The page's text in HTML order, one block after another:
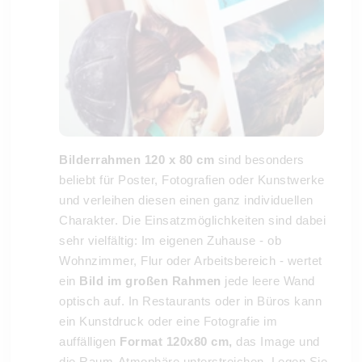
Bilderrahmen 120 x 80 cm sind besonders
beliebt für Poster, Fotografien oder Kunstwerke
und verleihen diesen einen ganz individuellen
Charakter. Die Einsatzmöglichkeiten sind dabei
sehr vielfältig: Im eigenen Zuhause - ob
Wohnzimmer, Flur oder Arbeitsbereich - wertet
ein Bild im großen Rahmen jede leere Wand
optisch auf. In Restaurants oder in Büros kann
ein Kunstdruck oder eine Fotografie im
auffälligen Format 120x80 cm, das Image und